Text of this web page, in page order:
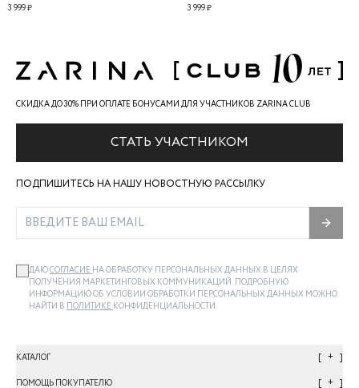
3 999 ₽
3 999 ₽
СКИДКА ДО 30% ПРИ ОПЛАТЕ БОНУСАМИ ДЛЯ УЧАСТНИКОВ ZARINA CLUB
СТАТЬ УЧАСТНИКОМ
ПОДПИШИТЕСЬ НА НАШУ НОВОСТНУЮ РАССЫЛКУ
ДАЮСОГЛАСИЕ НА ОБРАБОТКУ ПЕРСОНАЛЬНЫХ ДАННЫХ В ЦЕЛЯХ
ПОЛУЧЕНИЯ МАРКЕТИНГОВЫХ КОММУНИКАЦИЙ. ПОДРОБНУЮ
ИНФОРМАЦИЮ ОБ УСЛОВИИ ОБРАБОТКИ ПЕРСОНАЛЬНЫХ ДАННЫХ МОЖНО
НАЙТИ В ПОЛИТИКЕ КОНФИДЕНЦИАЛЬНОСТИ
КАТАЛОГ +
ПОМОЩЬ ПОКУПАТЕЛЮ +